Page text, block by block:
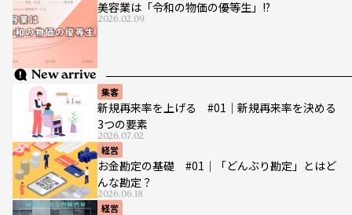
美容業は「令和の物価の優等生」!?
2026.02.09
New arrive
集客
新規再来率を上げる #01｜新規再来率を決める
3つの要素
2026.07.02
経営
お金勘定の基礎 #01｜「どんぶり勘定」とはど
んな勘定？
2026.06.18
経営